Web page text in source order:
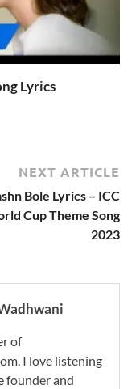
Lyrics
NEXT ARTICLE
Bole Lyrics – ICC
Cup Theme Song
2023
of
I love listening
founder and